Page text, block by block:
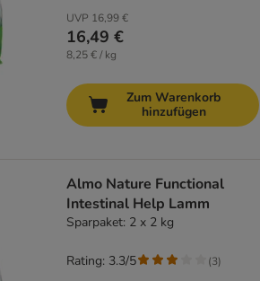
UVP 16,99 €
16,49 €
8,25 € / kg
Zum Warenkorb
hinzufügen
Almo Nature Functional
Intestinal Help Lamm
Sparpaket: 2 x 2 kg
Rating: 3.3/5 (3)